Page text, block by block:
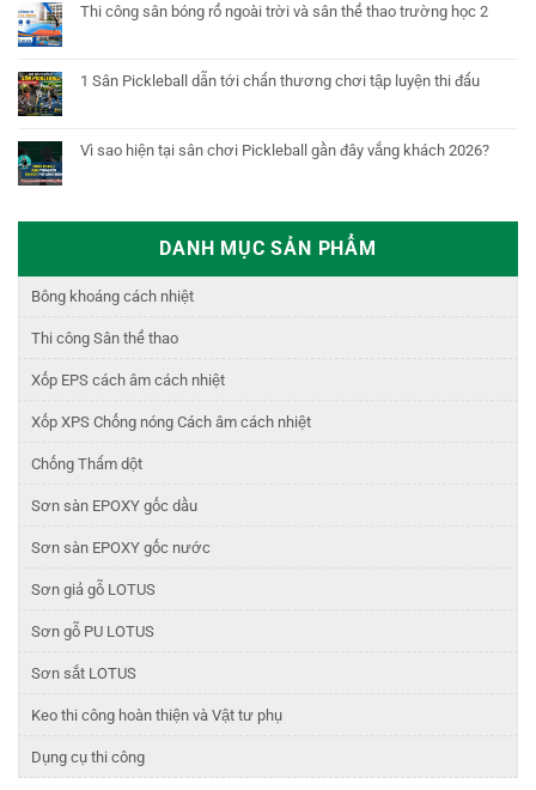
Thi công sân bóng rổ ngoài trời và sân thể thao trường học 2
1 Sân Pickleball dẫn tới chấn thương chơi tập luyện thi đấu
Vì sao hiện tại sân chơi Pickleball gần đây vắng khách 2026?
DANH MỤC SẢN PHẨM
Bông khoáng cách nhiệt
Thi công Sân thể thao
Xốp EPS cách âm cách nhiệt
Xốp XPS Chống nóng Cách âm cách nhiệt
Chống Thấm dột
Sơn sàn EPOXY gốc dầu
Sơn sàn EPOXY gốc nước
Sơn giả gỗ LOTUS
Sơn gỗ PU LOTUS
Sơn sắt LOTUS
Keo thi công hoàn thiện và Vật tư phụ
Dụng cụ thi công